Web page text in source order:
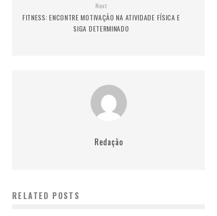
Next
FITNESS: ENCONTRE MOTIVAÇÃO NA ATIVIDADE FÍSICA E
SIGA DETERMINADO
Redação
RELATED POSTS